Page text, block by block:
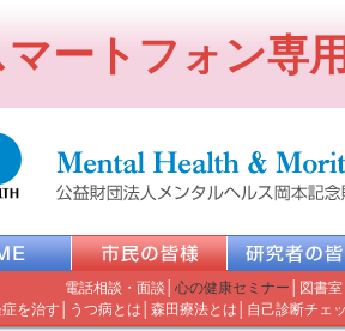
マートフォン専
電話相談・面談 心の健康セミナー 図書室
を治す
うつ病とは 森田療法とは
自己診断チェ